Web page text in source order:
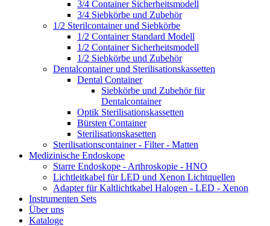
3/4 Container Sicherheitsmodell
3/4 Siebkörbe und Zubehör
1/2 Sterilcontainer und Siebkörbe
1/2 Container Standard Modell
1/2 Container Sicherheitsmodell
1/2 Siebkörbe und Zubehör
Dentalcontainer und Sterilisationskassetten
Dental Container
Siebkörbe und Zubehör für
Dentalcontainer
Optik Sterilisationskassetten
Bürsten Container
Sterilisationskasetten
Sterilisationscontainer - Filter - Matten
Medizinische Endoskope
Starre Endoskope - Arthroskopie - HNO
Lichtleitkabel für LED und Xenon Lichtquellen
Adapter für Kaltlichtkabel Halogen - LED - Xenon
Instrumenten Sets
Über uns
Kataloge